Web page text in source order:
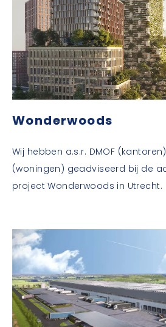
Wonderwoods
Wij hebben a.s.r. DMOF
(woningen) geadviseerd bij de
project Wonderwoods in Utrecht.